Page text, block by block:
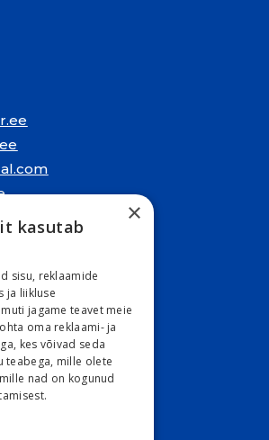
Tallinn
– 15:30
×
kasutab
sisu, reklaamide
ja liikluse
jagame teavet meie
oma reklaami- ja
kes võivad seda
teabega, mille olete
nad on kogunud